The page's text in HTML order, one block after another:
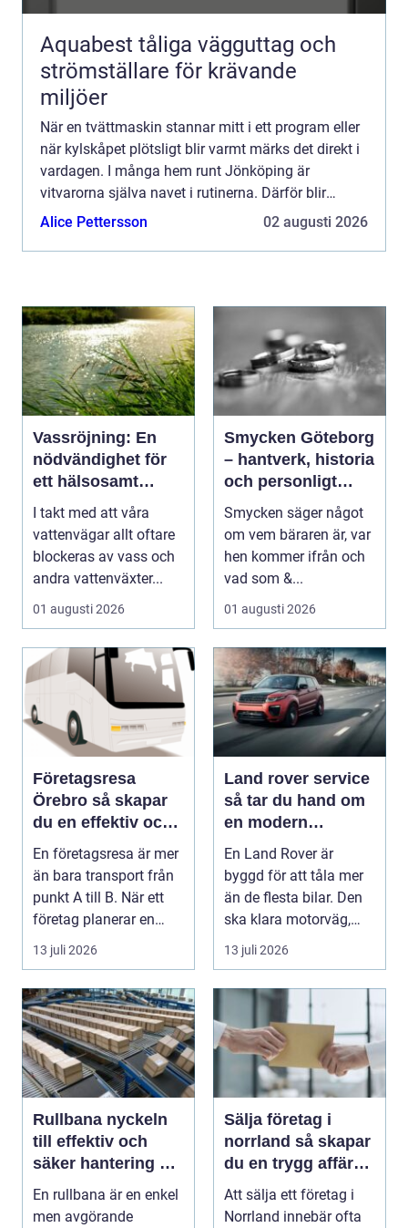
Aquabest tåliga vägguttag och
strömställare för krävande
miljöer
När en tvättmaskin stannar mitt i ett program eller
när kylskåpet plötsligt blir varmt märks det direkt i
vardagen. I många hem runt Jönköping är
vitvarorna själva navet i rutinerna. Därför blir
frågan snabbt: ska man reparera eller byta ut? Allt
Alice Pettersson 02 augusti 2026
Vassröjning: En
nödvändighet för
ett hälsosamt
vattenlandskap
I takt med att våra
vattenvägar allt oftare
blockeras av vass och
andra vattenväxter...
01 augusti 2026
Smycken Göteborg
– hantverk, historia
och personligt
uttryck
Smycken säger något
om vem bäraren är, var
hen kommer ifrån och
vad som &...
01 augusti 2026
Företagsresa
Örebro så skapar
du en effektiv och
minnesvärd resa
En företagsresa är mer
än bara transport från
punkt A till B. När ett
företag planerar en
resa för m...
13 juli 2026
Land rover service
så tar du hand om
en modern
klassiker
En Land Rover är
byggd för att tåla mer
än de flesta bilar. Den
ska klara motorväg,
stadstrafik, gru...
13 juli 2026
Rullbana nyckeln
till effektiv och
säker hantering av
gods
En rullbana är en enkel
men avgörande
Sälja företag i
norrland så skapar
du en trygg affär
från start till mål
Att sälja ett företag i
Norrland innebär ofta